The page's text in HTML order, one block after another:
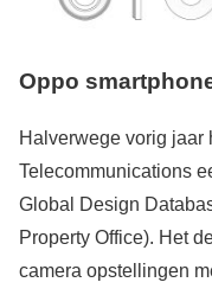
Oppo
Halverwege vorig jaar
Telecommunications
Global Design
Property Office). Het
camera opstellingen